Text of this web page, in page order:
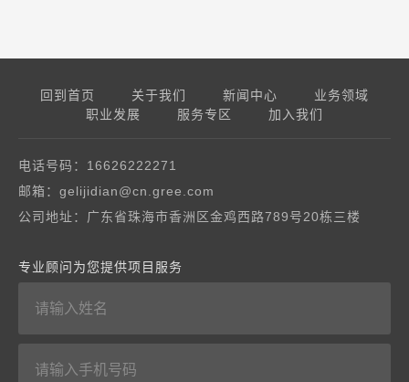
回到首页 关于我们 新闻中心
业务领域
职业发展
服务专区 加入我们
电话号码：16626222271
邮箱：gelijidian@cn.gree.com
公司地址：广东省珠海市香洲区金鸡西路789号20栋三楼
专业顾问为您提供项目服务